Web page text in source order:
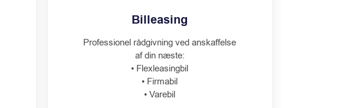
Billeasing
Professionel rådgivning ved anskaffelse
af din næste:
• Flexleasingbil
• Firmabil
• Varebil